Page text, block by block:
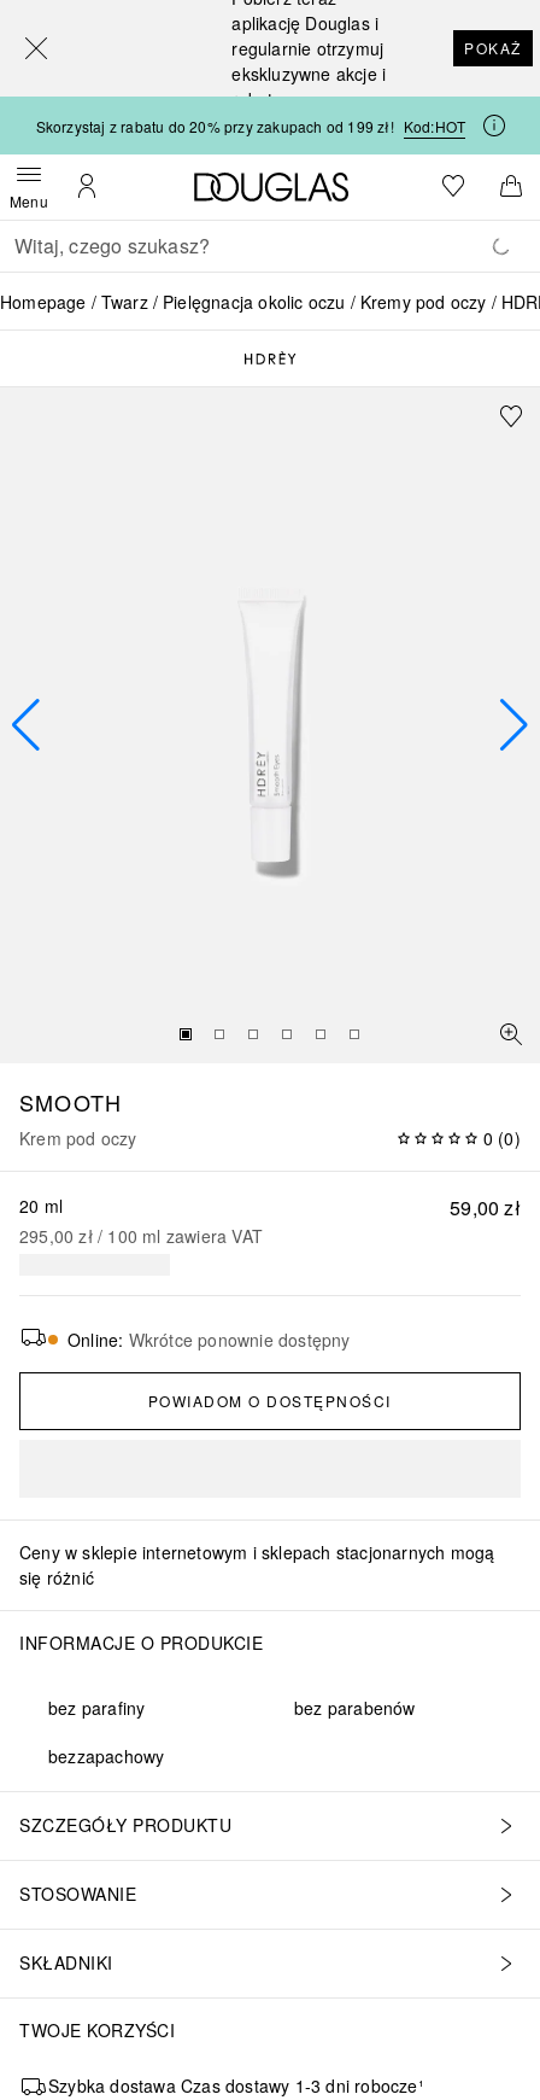
aplikację Douglas i
regularnie otrzymuj
ekskluzywne akcje i
rabaty
POKAŻ
Skorzystaj z rabatu do 20% przy zakupach od 199 zł! Kod:HOT
MenuOtwórz menuMoje konto
Strona główna Douglas
Do listyDo
Wracać
Wykonaj wyszukiwanie
Homepage Twarz Pielęgnacja okolic oczu Kremy pod oczy
SMOOTH
Krem pod oczy 0 (0)
59,00 zł
20 ml
295,00 zł / 100 ml zawiera VAT
Online: Wkrótce ponownie dostępny
POWIADOM O DOSTĘPNOŚCI
Ceny w sklepie internetowym i sklepach stacjonarnych mogą
się różnić
INFORMACJE O PRODUKCIE
bez parafiny
bez parabenów
bezzapachowy
SZCZEGÓŁY PRODUKTU
STOSOWANIE
SKŁADNIKI
TWOJE KORZYŚCI
Szybka dostawa Czas dostawy 1-3 dni robocze¹
[navigation.slideout.screenreader]